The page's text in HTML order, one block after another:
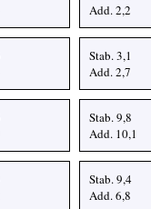
Add. 2,2
Stab. 3,1
Add. 2,7
Stab. 9,8
Add. 10,1
Stab. 9,4
Add. 6,8